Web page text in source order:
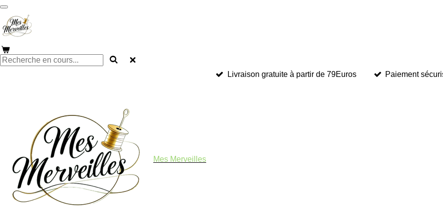
Passer
au
contenu
principal
Livraison gratuite à partir de 79Euros Paiement
Mes Merveilles